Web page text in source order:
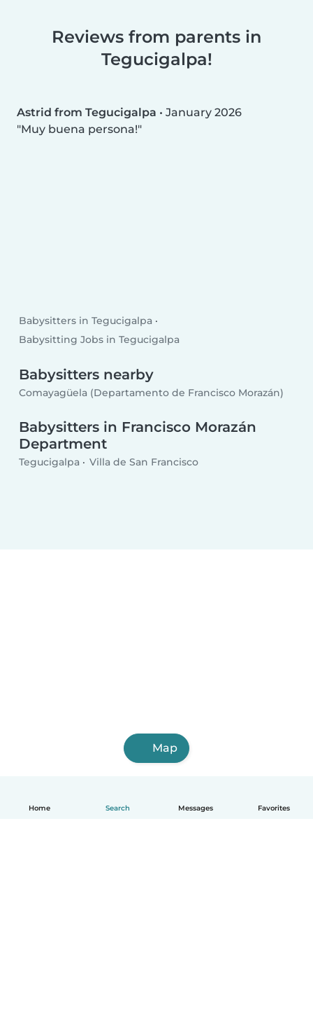
Home Search Messages Favorites
Reviews from parents in
Tegucigalpa!
Astrid from Tegucigalpa • January 2026
Muy buena persona!
Babysitters in Tegucigalpa
Babysitting Jobs in Tegucigalpa
Babysitters nearby
Comayagüela (Departamento de Francisco Morazán)
Babysitters in Francisco Morazán
Department
Tegucigalpa Villa de San Francisco
Map